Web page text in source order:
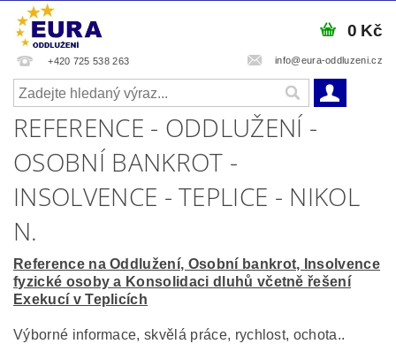
+420 725 538 263 info@eura-oddluzeni.cz
0 Kč
REFERENCE - ODDLUŽENÍ -
OSOBNÍ BANKROT -
INSOLVENCE - TEPLICE - NIKOL
N.
Reference na Oddlužení, Osobní bankrot, Insolvence
fyzické osoby a Konsolidaci dluhů včetně řešení
Exekucí v Teplicích
Výborné informace, skvělá práce, rychlost, ochota..